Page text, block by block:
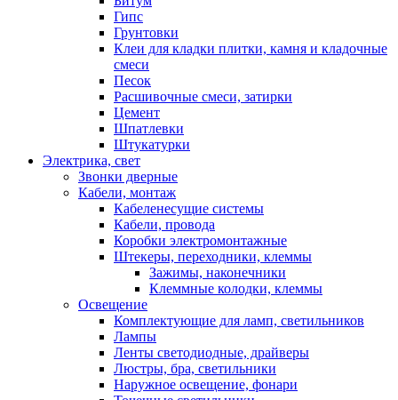
Гипс
Грунтовки
Клеи для кладки плитки, камня и кладочные
смеси
Песок
Расшивочные смеси, затирки
Цемент
Шпатлевки
Штукатурки
Электрика, свет
Звонки дверные
Кабели, монтаж
Кабеленесущие системы
Кабели, провода
Коробки электромонтажные
Штекеры, переходники, клеммы
Зажимы, наконечники
Клеммные колодки, клеммы
Освещение
Комплектующие для ламп, светильников
Лампы
Ленты светодиодные, драйверы
Люстры, бра, светильники
Наружное освещение, фонари